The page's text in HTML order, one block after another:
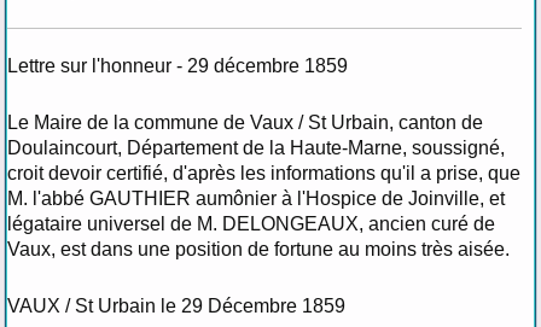
Lettre sur l'honneur - 29 décembre 1859
Le Maire de la commune de Vaux / St Urbain, canton de
Doulaincourt, Département de la Haute-Marne, soussigné,
croit devoir certifié, d'après les informations qu'il a prise, que
M. l'abbé GAUTHIER aumônier à l'Hospice de Joinville, et
légataire universel de M. DELONGEAUX, ancien curé de
Vaux, est dans une position de fortune au moins très aisée.
VAUX / St Urbain le 29 Décembre 1859